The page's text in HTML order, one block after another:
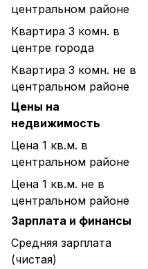
центральном районе
Квартира 3 комн. в
центре города
Квартира 3 комн. не в
центральном районе
Цены на
недвижимость
Цена 1 кв.м. в
центральном районе
Цена 1 кв.м. не в
центральном районе
Зарплата и финансы
Средняя зарплата
(чистая)